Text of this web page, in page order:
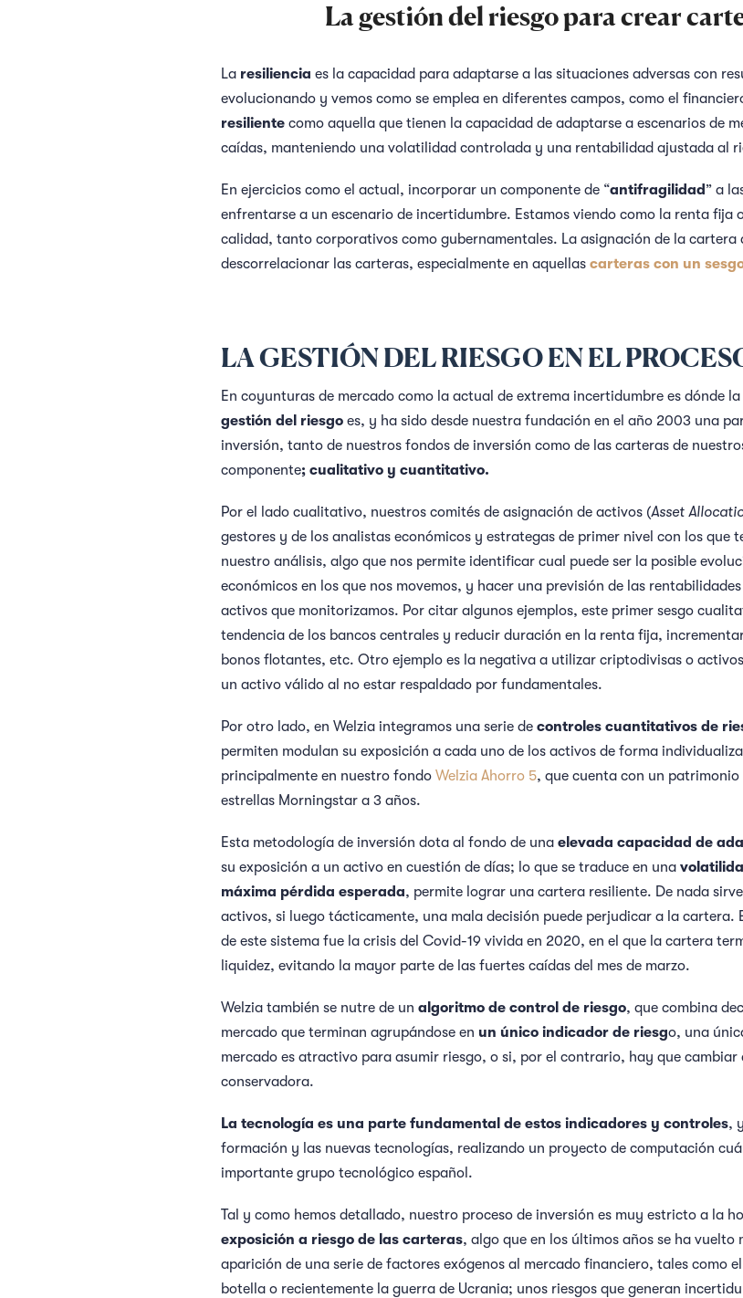
La gestión del riesgo para crear
La resiliencia es la capacidad para adaptarse a las situaciones adversas con
evolucionando y vemos como se emplea en diferentes campos, como el
resiliente como aquella que tienen la capacidad de adaptarse a escenarios de
caídas, manteniendo una volatilidad controlada y una rentabilidad ajustada al
En ejercicios como el actual, incorporar un componente de “antifragilidad ” a
enfrentarse a un escenario de incertidumbre. Estamos viendo como la renta
calidad, tanto corporativos como gubernamentales. La asignación de la cartera
descorrelacionar las carteras, especialmente en aquellas carteras con un
LA GESTIÓN DEL RIESGO EN EL
En coyunturas de mercado como la actual de extrema incertidumbre es dónde
gestión del riesgo es, y ha sido desde nuestra fundación en el año 2003 una
inversión, tanto de nuestros fondos de inversión como de las carteras de
componente; cualitativo y cuantitativo.
Por el lado cualitativo, nuestros comités de asignación de activos (Asset
gestores y de los analistas económicos y estrategas de primer nivel con los que
nuestro análisis, algo que nos permite identificar cual puede ser la posible
económicos en los que nos movemos, y hacer una previsión de las
activos que monitorizamos. Por citar algunos ejemplos, este primer sesgo
tendencia de los bancos centrales y reducir duración en la renta fija,
bonos flotantes, etc. Otro ejemplo es la negativa a utilizar criptodivisas o
un activo válido al no estar respaldado por fundamentales.
Por otro lado, en Welzia integramos una serie de controles cuantitativos de
permiten modulan su exposición a cada uno de los activos de forma
principalmente en nuestro fondo Welzia Ahorro 5, que cuenta con un
estrellas Morningstar a 3 años.
Esta metodología de inversión dota al fondo de una elevada capacidad de
su exposición a un activo en cuestión de días; lo que se traduce en una
máxima pérdida esperada, permite lograr una cartera resiliente. De nada
activos, si luego tácticamente, una mala decisión puede perjudicar a la cartera.
de este sistema fue la crisis del Covid-19 vivida en 2020, en el que la cartera
liquidez, evitando la mayor parte de las fuertes caídas del mes de marzo.
Welzia también se nutre de un algoritmo de control de riesgo, que combina
mercado que terminan agrupándose en un único indicador de riesgo, una
mercado es atractivo para asumir riesgo, o si, por el contrario, hay que cambiar
conservadora.
La tecnología es una parte fundamental de estos indicadores y controles,
formación y las nuevas tecnologías, realizando un proyecto de computación
importante grupo tecnológico español.
Tal y como hemos detallado, nuestro proceso de inversión es muy estricto a la
exposición a riesgo de las carteras, algo que en los últimos años se ha
aparición de una serie de factores exógenos al mercado financiero, tales como
botella o recientemente la guerra de Ucrania; unos riesgos que generan